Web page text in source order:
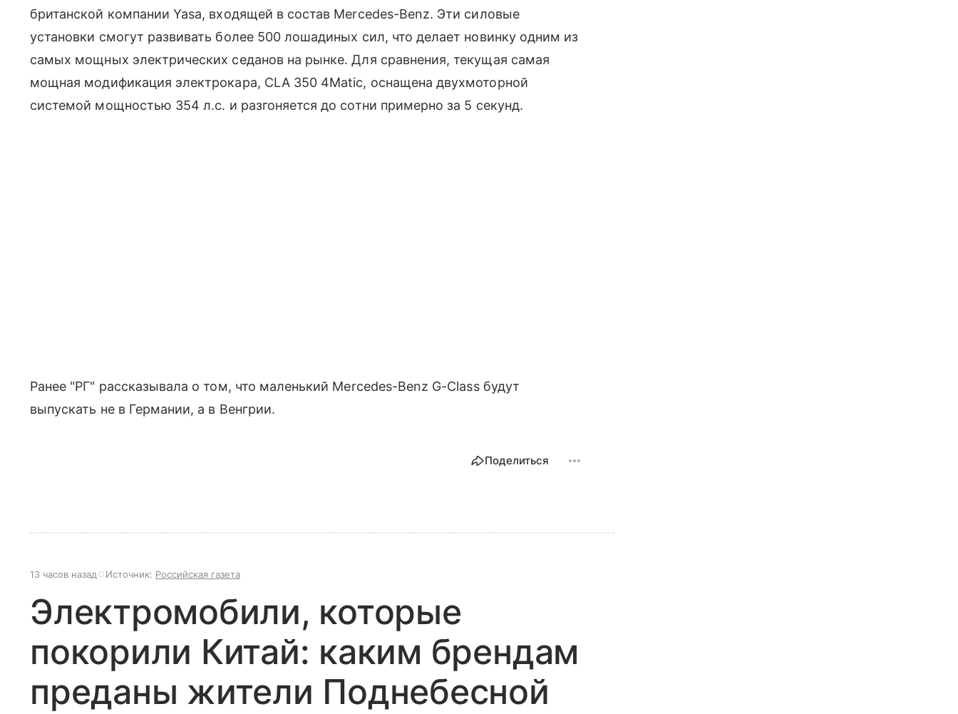
британской компании Yasa, входящей в состав Mercedes-Benz. Эти силовые
установки смогут развивать более 500 лошадиных сил, что делает новинку одним из
самых мощных электрических седанов на рынке. Для сравнения, текущая самая
мощная модификация электрокара, CLA 350 4Matic, оснащена двухмоторной
системой мощностью 354 л.с. и разгоняется до сотни примерно за 5 секунд.
Ранее "РГ" рассказывала о том, что маленький Mercedes-Benz G-Class будут
выпускать не в Германии, а в Венгрии.
Поделиться
13 часов назад Источник: Российская газета
Электромобили, которые
покорили Китай: каким брендам
преданы жители Поднебесной